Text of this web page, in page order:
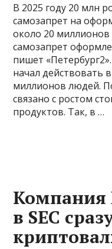
В 2025 году 20 млн
самозапрет на
около 20 миллионов
самозапрет
пишет
начал действовать
миллионов людей.
связано с ростом
продуктов. Так, в …
Компания
в SEC